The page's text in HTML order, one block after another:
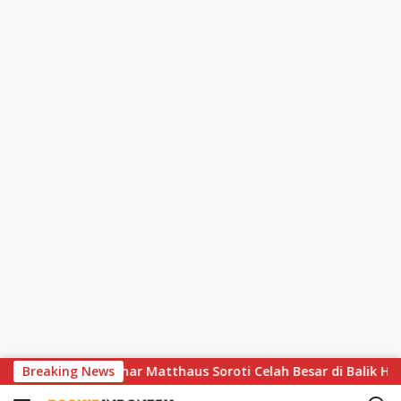
k
Breaking News
Dramatis, Lothar Matthaus Soroti Celah Besar di Balik